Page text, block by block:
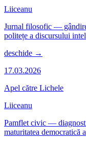
Liiceanu
Jurnal filosofic —
politețe a discursului
deschide →
17.03.2026
Apel către Lichele
Liiceanu
Pamflet civic —
maturitatea democratică